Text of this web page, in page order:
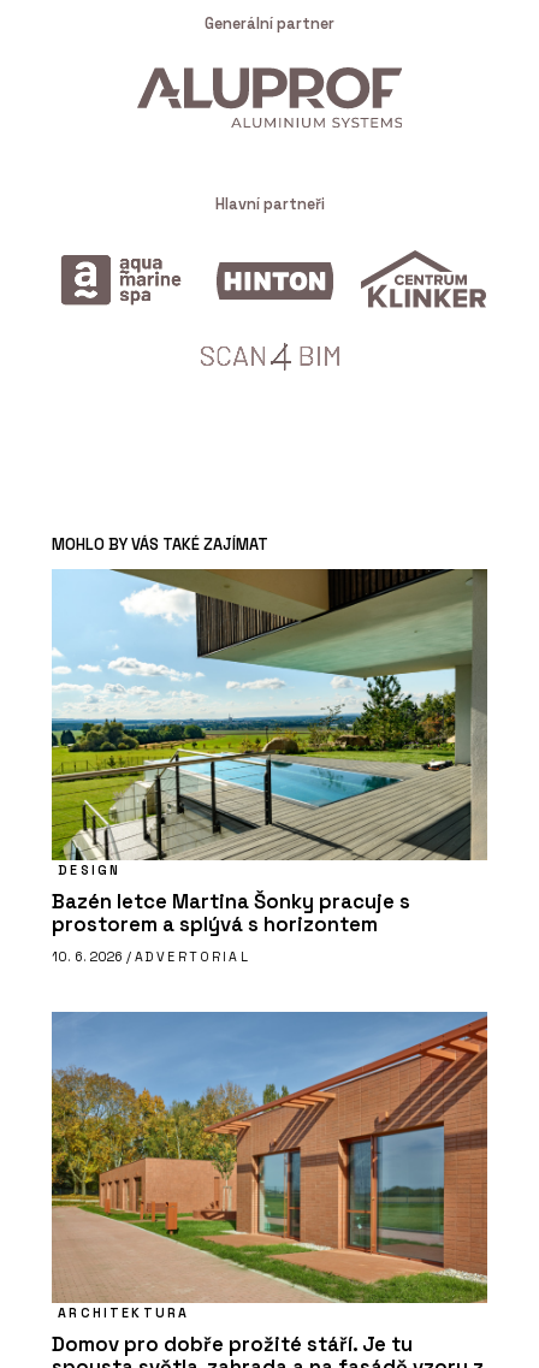
Generální partner
Hlavní partneři
MOHLO BY VÁS TAKÉ ZAJÍMAT
DESIGN
Bazén letce Martina Šonky pracuje s
prostorem a splývá s horizontem
10. 6. 2026 / ADVERTORIAL
ARCHITEKTURA
Domov pro dobře prožité stáří. Je tu